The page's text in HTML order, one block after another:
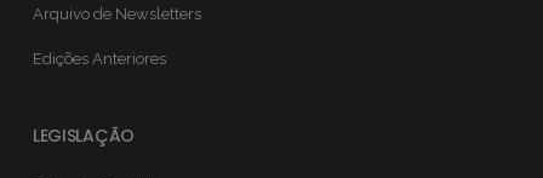
Arquivo de Newsletters
Edições Anteriores
LEGISLAÇÃO